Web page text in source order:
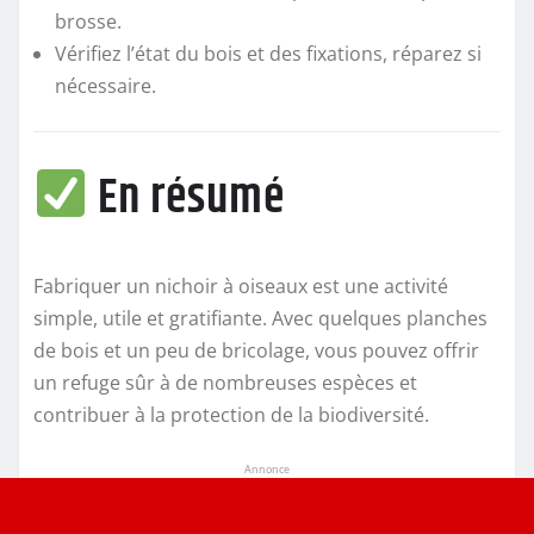
brosse.
Vérifiez l’état du bois et des fixations, réparez si
nécessaire.
En résumé
Fabriquer un nichoir à oiseaux est une activité
simple, utile et gratifiante. Avec quelques planches
de bois et un peu de bricolage, vous pouvez offrir
un refuge sûr à de nombreuses espèces et
contribuer à la protection de la biodiversité.
Annonce